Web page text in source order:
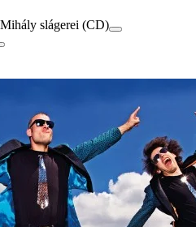
slágerei (CD)